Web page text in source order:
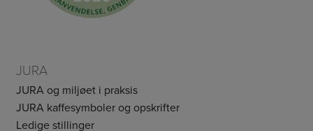
JURA
JURA og miljøet i praksis
JURA kaffesymboler og opskrifter
Ledige stillinger